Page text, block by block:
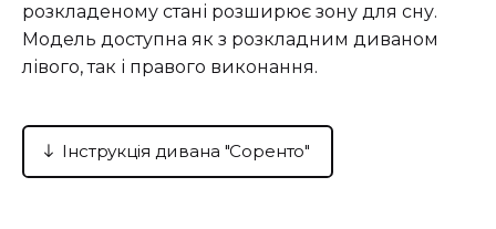
розкладеному стані розширює зону для сну.
Модель доступна як з розкладним диваном
лівого, так і правого виконання.
Інструкція дивана "Соренто"